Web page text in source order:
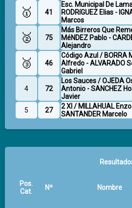
🥇 41
Esc. Municipal De
RODRíGUEZ Elias -
Marcos
🥈 75
Más Birreros Que
MéNDEZ Pablo -
Alejandro
🥉 46
Código Azul / BORRA
Alfredo - ALVARADO
Gabriel
4 72
Los Sauces / OJEDA
Antonio - SANCHEZ
Javier
5 27
2 Xl / MILLAHUAL
SANTANDER Marcelo
Pos.
Cat.
Nº Nombre